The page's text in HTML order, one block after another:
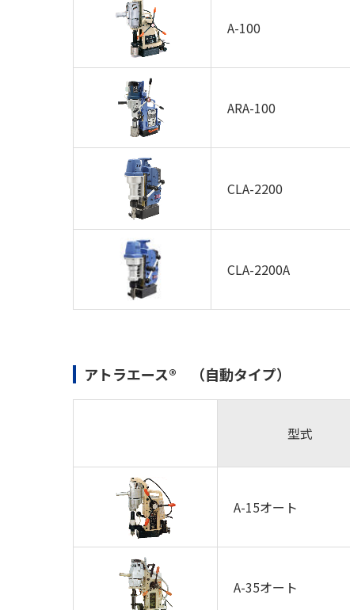
A-100
ARA-100
CLA-2200
CLA-2200A
アトラエース® （自動タイプ）
型式
A-15オート
A-35オート